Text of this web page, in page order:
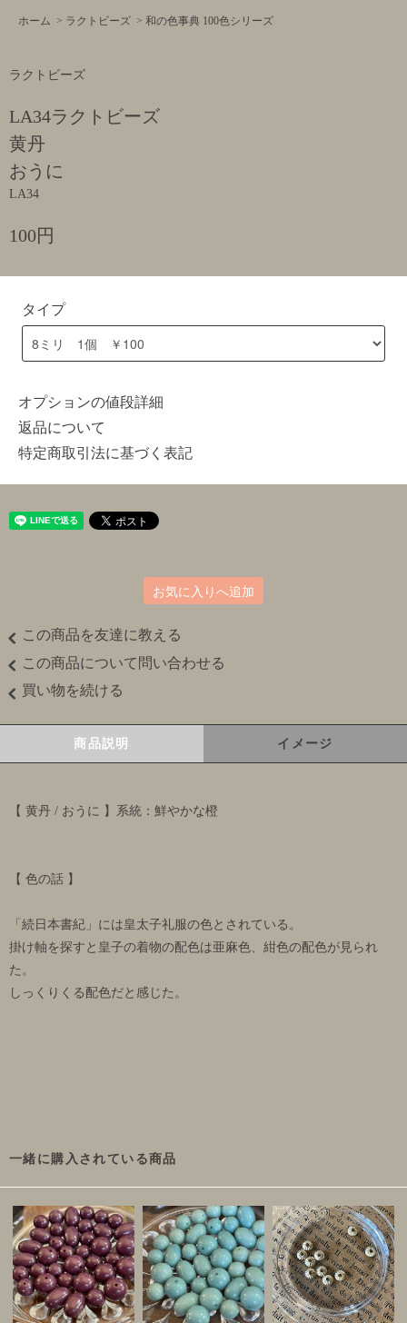
ホーム > ラクトビーズ > 和の色事典 100色シリーズ
ラクトビーズ
LA34ラクトビーズ
黄丹
おうに
LA34
100円
タイプ
オプションの値段詳細
返品について
特定商取引法に基づく表記
お気に入りへ追加
この商品を友達に教える
この商品について問い合わせる
買い物を続ける
商品説明 イメージ
【 黄丹 / おうに 】系統：鮮やかな橙
【 色の話 】
「続日本書紀」には皇太子礼服の色とされている。
掛け軸を探すと皇子の着物の配色は亜麻色、紺色の配色が見られ
た。
しっくりくる配色だと感じた。
一緒に購入されている商品